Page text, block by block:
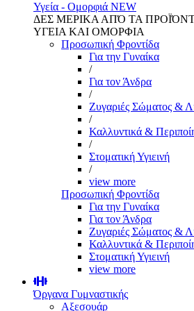
Υγεία - Ομορφιά NEW
ΔΕΣ ΜΕΡΙΚΑ ΑΠΌ ΤΑ
ΥΓΕΙΑ ΚΑΙ ΟΜΟΡΦΙΑ
Προσωπική Φροντίδα
Για την Γυναίκα
/
Για τον Άνδρα
/
Ζυγαριές Σώματος &
/
Καλλυντικά &
/
Στοματική Υγιεινή
/
view more
Προσωπική Φροντίδα
Για την Γυναίκα
Για τον Άνδρα
Ζυγαριές Σώματος &
Καλλυντικά &
Στοματική Υγιεινή
view more
Όργανα Γυμναστικής
Αξεσουάρ